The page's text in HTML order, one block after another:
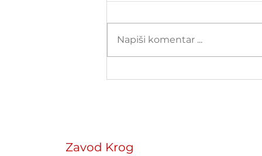
»Bolje, da sem tiho, kot da
Napiši komentar ...
Zavod Krog